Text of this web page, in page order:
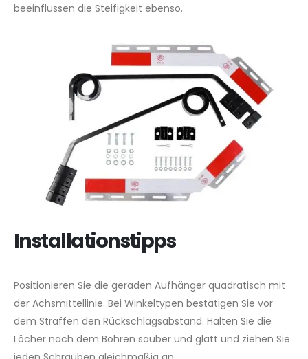
beeinflussen die Steifigkeit ebenso.
Installationstipps
Positionieren Sie die geraden Aufhänger quadratisch mit
der Achsmittellinie. Bei Winkeltypen bestätigen Sie vor
dem Straffen den Rückschlagsabstand. Halten Sie die
Löcher nach dem Bohren sauber und glatt und ziehen Sie